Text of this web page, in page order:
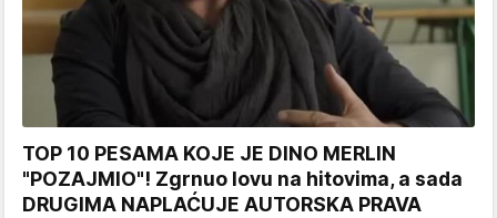
TOP 10 PESAMA KOJE JE DINO MERLIN
"POZAJMIO"! Zgrnuo lovu na hitovima, a sada
DRUGIMA NAPLAĆUJE AUTORSKA PRAVA